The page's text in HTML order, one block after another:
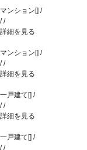
マンション [] /
//
詳細を見る
マンション [] /
//
詳細を見る
一戸建て [] /
//
詳細を見る
一戸建て [] /
//